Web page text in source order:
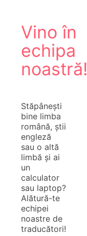
Vino în
echipa
noastră!
Stăpânești
bine limba
română, știi
engleză
sau o altă
limbă și ai
un
calculator
sau laptop?
Alătură-te
echipei
noastre de
traducători!